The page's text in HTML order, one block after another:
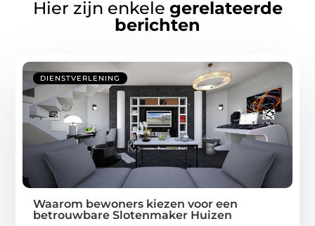
Hier zijn enkele gerelateerde
berichten
DIENSTVERLENING
Waarom bewoners kiezen voor een
betrouwbare Slotenmaker Huizen